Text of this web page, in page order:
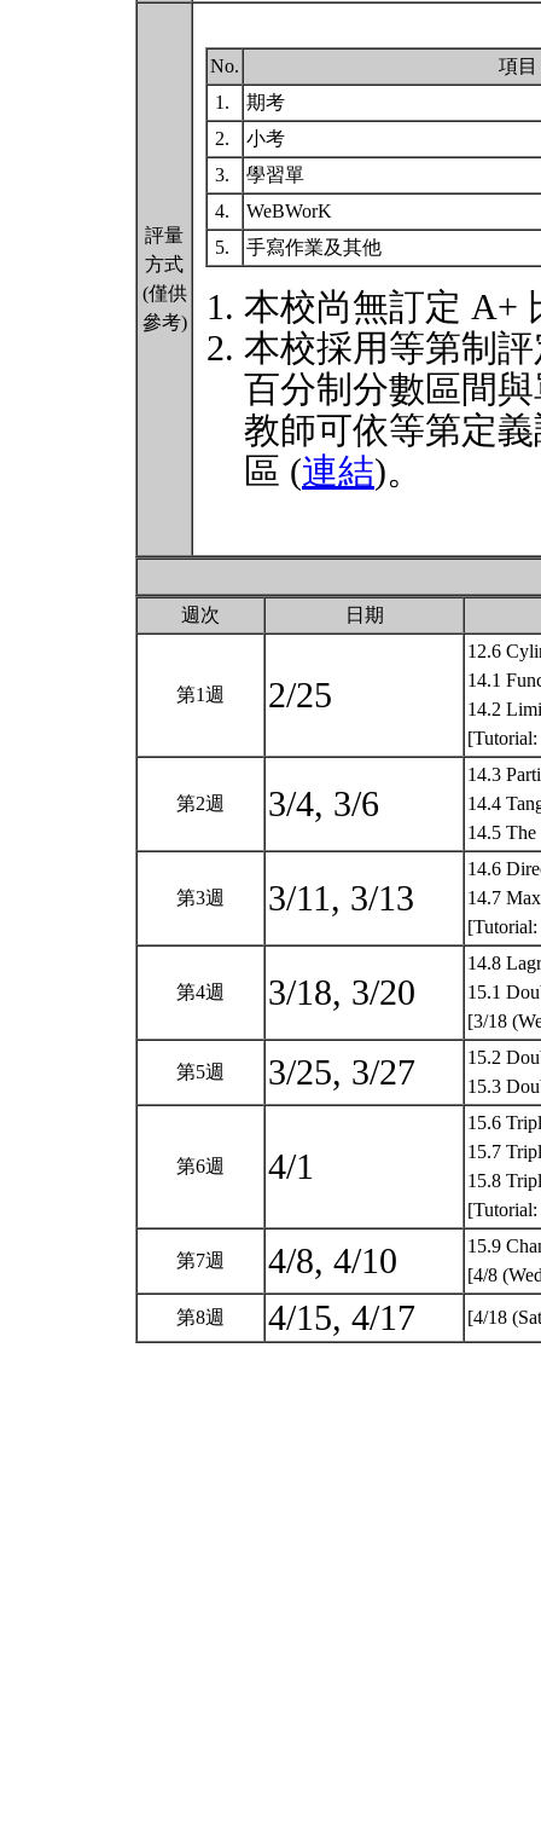
評量
方式
(僅供
參考)
No.
項目
1.
期考
2.
小考
3.
學習單
4.
WeBWorK
5.
手寫作業及其他
本校尚無訂定 A+
本校採用等第制
百分制分數區間
教師可依等第定
區 (連結)。
週次 日期
第1週 2/25
12.6
14.1
14.2
[Tutorial:
第2週 3/4, 3/6
14.3
14.4
14.5
第3週 3/11, 3/13
14.6
14.7
第4週 3/18, 3/20
14.8
15.1
[3/18
第5週 3/25, 3/27
15.2
15.3
第6週 4/1
15.6
15.7
15.8
第7週 4/8, 4/10
15.9
[4/8
第8週 4/15, 4/17 [4/18